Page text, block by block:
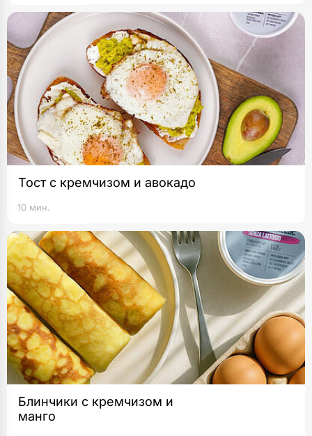
Тост с кремчизом и авокадо
10 мин.
Блинчики с кремчизом и
манго